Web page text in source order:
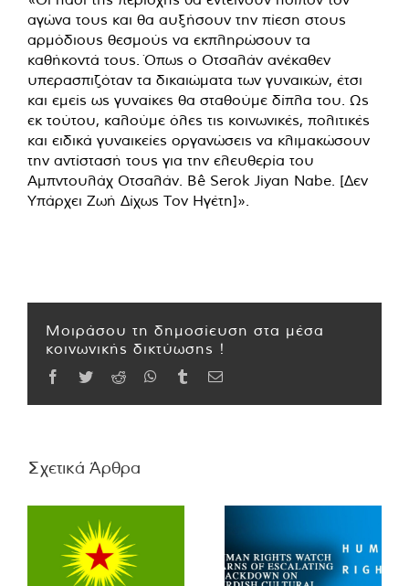
αγώνα τους και θα αυξήσουν την πίεση στους
αρμόδιους θεσμούς να εκπληρώσουν τα
καθήκοντά τους. Όπως ο Οτσαλάν ανέκαθεν
υπερασπιζόταν τα δικαιώματα των γυναικών, έτσι
και εμείς ως γυναίκες θα σταθούμε δίπλα του. Ως
εκ τούτου, καλούμε όλες τις κοινωνικές, πολιτικές
και ειδικά γυναικείες οργανώσεις να κλιμακώσουν
την αντίστασή τους για την ελευθερία του
Αμπντουλάχ Οτσαλάν. Bê Serok Jiyan Nabe. [Δεν
Υπάρχει Ζωή Δίχως Τον Ηγέτη]».
Μοιράσου τη δημοσίευση στα μέσα
κοινωνικής δικτύωσης !
Facebook
TwitterReddit WhatsApp
TumblrEmail
Σχετικά Άρθρα